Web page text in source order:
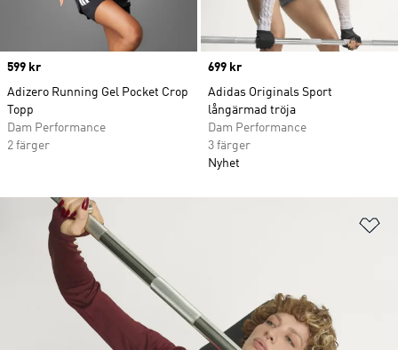
Price
599 kr
Adizero Running Gel Pocket Crop
Topp
Dam Performance
2 färger
Price
699 kr
Adidas Originals Sport
långärmad tröja
Dam Performance
3 färger
Nyhet